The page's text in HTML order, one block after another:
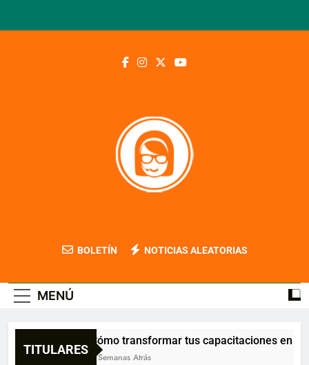
Blog Contable
BOLETÍN NOTICIAS ALEATORIAS
MENÚ
TITULARES
Cómo transformar tus capacitaciones en
3 Semanas Atrás